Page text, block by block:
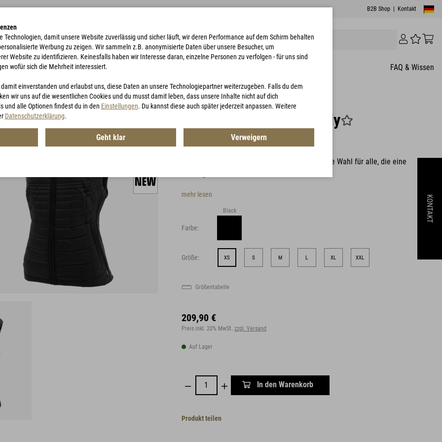
B2B Shop Kontakt
ACCESSORIES JAGD FAQ & Wissen
G-LOFT® Ultra Vest Lady
MG8405
Die neue G-LOFT® Ultra Vest Lady ist die ideale Wahl für alle, die eine
mehr lesen
Farbe:
Black
Größe: XS S M L XL XXL
Größentabelle
209,90 €
Preis inkl. 20% MwSt. zzgl. Versand
Auf Lager
In den Warenkorb
Produkt teilen
KONTAKT
Technologien, damit unsere Website zuverlässig und sicher läuft, wir deren Performance auf dem Schirm behalten
Werbung zu zeigen. Wir sammeln z.B. anonymisierte Daten über unsere Besucher, um
Website zu identifizieren. Keinesfalls haben wir Interesse daran, einzelne Personen zu verfolgen - für uns sind
wofür sich die Mehrheit interessiert.
damit einverstanden und erlaubst uns, diese Daten an unsere Technologiepartner weiterzugeben. Falls du dem
wir uns auf die wesentlichen Cookies und du musst damit leben, dass unsere Inhalte nicht auf dich
und alle Optionen findest du in den Einstellungen. Du kannst diese auch später jederzeit anpassen. Weitere
Datenschutzerklärung.
Geht klar Verweigern